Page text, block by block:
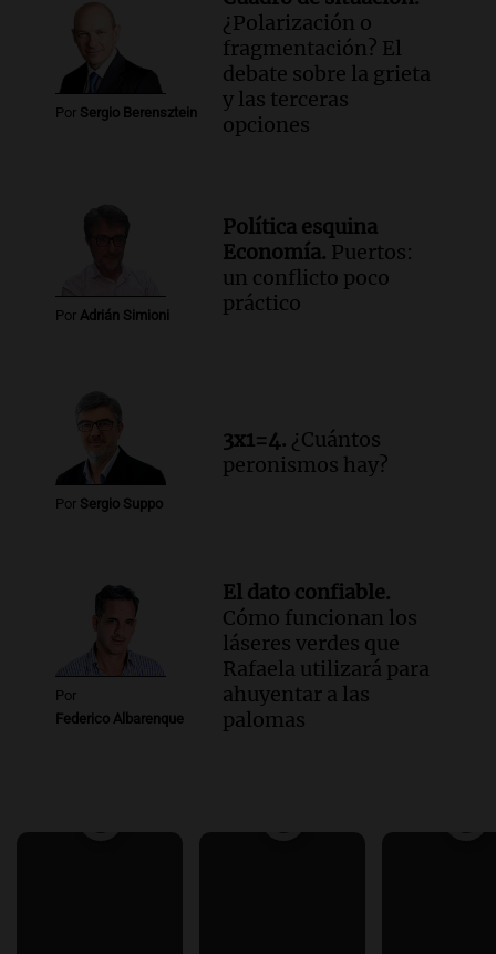
Por Sergio Berensztein
¿Polarización o
fragmentación? El
debate sobre la grieta
y las terceras
opciones
Por Adrián Simioni
Política esquina
Economía. Puertos:
un conflicto poco
práctico
Por Sergio Suppo
3x1=4. ¿Cuántos
peronismos hay?
Por
Federico Albarenque
El dato confiable.
Cómo funcionan los
láseres verdes que
Rafaela utilizará para
ahuyentar a las
palomas